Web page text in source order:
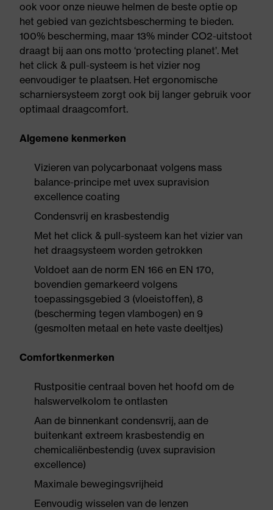
ook voor onze nieuwe helmen de beste optie op
het gebied van gezichtsbescherming te bieden.
100% bescherming, maar 13% minder CO2-uitstoot
draagt bij aan ons motto ‘protecting planet’. Met
het click & pull-systeem is het vizier nog
eenvoudiger te plaatsen. Het ergonomische
scharniersysteem zorgt ook bij langer gebruik voor
optimaal draagcomfort.
Algemene kenmerken
Vizieren van polycarbonaat volgens mass
balance-principe met uvex supravision
excellence coating
Condensvrij en krasbestendig
Met het click & pull-systeem kan het vizier van
het draagsysteem worden getrokken
Voldoet aan de norm EN 166 en EN 170,
bovendien gemarkeerd volgens
toepassingsgebied 3 (vloeistoffen), 8
(bescherming tegen vlambogen) en 9
(gesmolten metaal en hete vaste deeltjes)
Comfortkenmerken
Rustpositie centraal boven het hoofd om de
halswervelkolom te ontlasten
Aan de binnenkant condensvrij, aan de
buitenkant extreem krasbestendig en
chemicaliënbestendig (uvex supravision
excellence)
Maximale bewegingsvrijheid
Eenvoudig wisselen van de lenzen